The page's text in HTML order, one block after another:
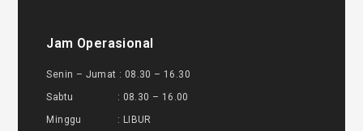
Jam Operasional
Senin – Jumat : 08.30 – 16.30
Sabtu : 08.30 – 16.00
Minggu : LIBUR